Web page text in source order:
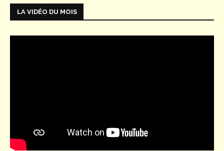
LA VIDÉO DU MOIS